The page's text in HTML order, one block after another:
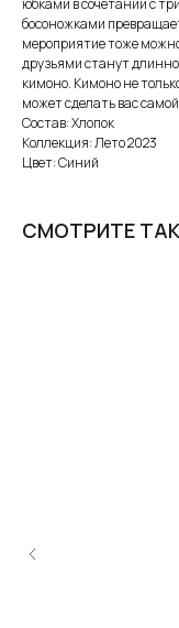
юбками в сочетании с
босоножками
мероприятие тоже
друзьями станут
кимоно. Кимоно не
может сделать вас
Состав: Хлопок
Коллекция: Лето 2023
Цвет: Синий
СМОТРИТЕ